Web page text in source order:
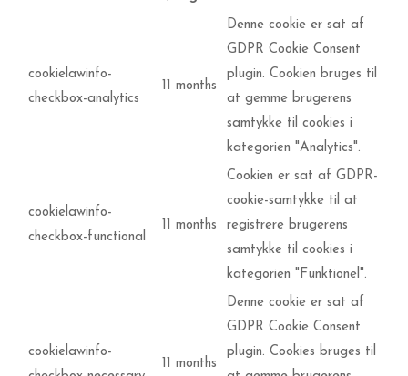
cookielawinfo-
checkbox-analytics
11 months
Denne cookie er sat af
GDPR Cookie Consent
plugin. Cookien bruges til
at gemme brugerens
samtykke til cookies i
kategorien "Analytics".
cookielawinfo-
checkbox-functional
11 months
Cookien er sat af GDPR-
cookie-samtykke til at
registrere brugerens
samtykke til cookies i
kategorien "Funktionel".
cookielawinfo-
11 months
Denne cookie er sat af
GDPR Cookie Consent
plugin. Cookies bruges til